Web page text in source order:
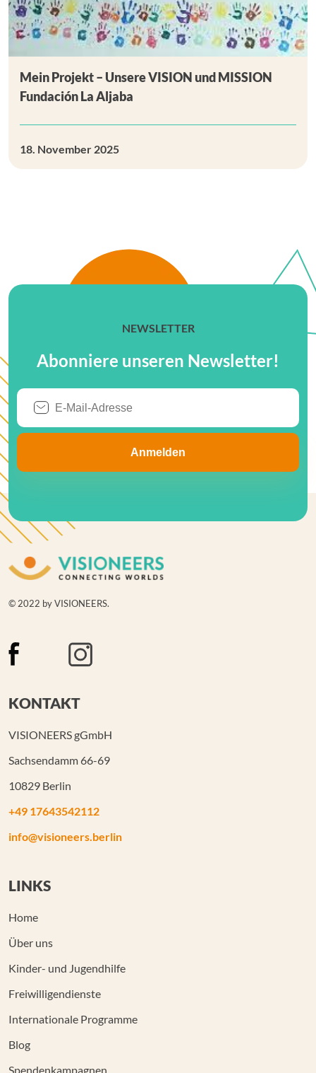
Mein Projekt – Unsere VISION und MISSION
Fundación La Aljaba
18. November 2025
NEWSLETTER
Abonniere unseren Newsletter!
© 2022 by VISIONEERS.
KONTAKT
VISIONEERS gGmbH
Sachsendamm 66-69
10829 Berlin
+49 17643542112
info@visioneers.berlin
LINKS
Home
Über uns
Kinder- und Jugendhilfe
Freiwilligendienste
Internationale Programme
Blog
Spendenkampagnen